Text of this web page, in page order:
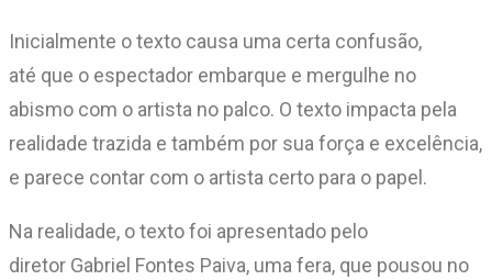
Inicialmente o texto causa uma certa confusão,
até que o espectador embarque e mergulhe no
abismo com o artista no palco. O texto impacta pela
realidade trazida e também por sua força e excelência,
e parece contar com o artista certo para o papel.
Na realidade, o texto foi apresentado pelo
diretor Gabriel Fontes Paiva, uma fera, que pousou no